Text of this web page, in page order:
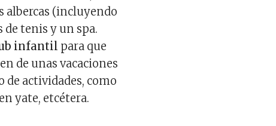
albercas (incluyendo
de tenis y un spa.
infantil para que
de unas vacaciones
actividades, como
yate, etcétera.